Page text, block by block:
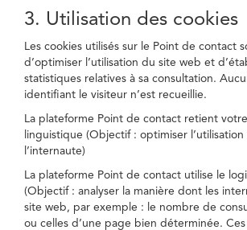
3. Utilisation des cookies
Les cookies utilisés sur le Point de contact
d’optimiser l’utilisation du site web et
statistiques relatives à sa consultation.
identifiant le visiteur n’est recueillie.
La plateforme Point de contact retient
linguistique (Objectif : optimiser
l’internaute)
La plateforme Point de contact utilise le
(Objectif : analyser la manière dont les
site web, par exemple : le nombre de
ou celles d’une page bien déterminée.